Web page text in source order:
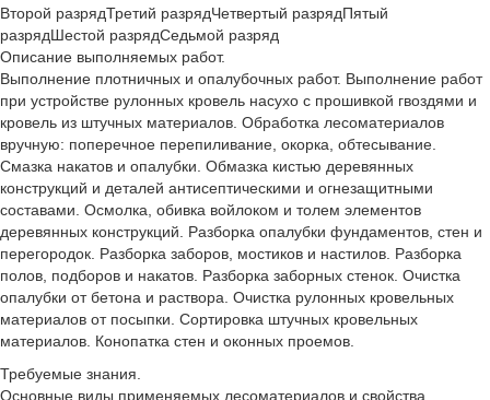
Второй разрядТретий разрядЧетвертый разрядПятый
разрядШестой разрядСедьмой разряд
Описание выполняемых работ.
Выполнение плотничных и опалубочных работ. Выполнение работ
при устройстве рулонных кровель насухо с прошивкой гвоздями и
кровель из штучных материалов. Обработка лесоматериалов
вручную: поперечное перепиливание, окорка, обтесывание.
Смазка накатов и опалубки. Обмазка кистью деревянных
конструкций и деталей антисептическими и огнезащитными
составами. Осмолка, обивка войлоком и толем элементов
деревянных конструкций. Разборка опалубки фундаментов, стен и
перегородок. Разборка заборов, мостиков и настилов. Разборка
полов, подборов и накатов. Разборка заборных стенок. Очистка
опалубки от бетона и раствора. Очистка рулонных кровельных
материалов от посыпки. Сортировка штучных кровельных
материалов. Конопатка стен и оконных проемов.
Требуемые знания.
Основные виды применяемых лесоматериалов и свойства